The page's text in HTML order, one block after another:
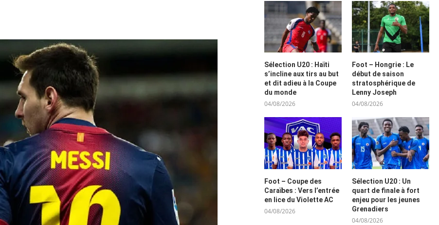
Sélection U20 : Haïti
s’incline aux tirs au but
et dit adieu à la Coupe
du monde
04/08/2026
Foot – Hongrie : Le
début de saison
stratosphérique de
Lenny Joseph
04/08/2026
Foot – Coupe des
Caraïbes : Vers l’entrée
en lice du Violette AC
04/08/2026
Sélection U20 : Un
quart de finale à fort
enjeu pour les jeunes
Grenadiers
04/08/2026